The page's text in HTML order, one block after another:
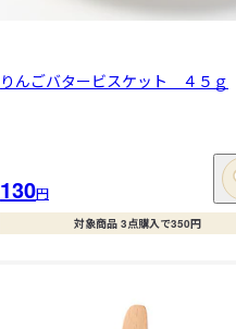
りんごバタービスケット ４５ｇ
130円
対象商品 3点購入で350円